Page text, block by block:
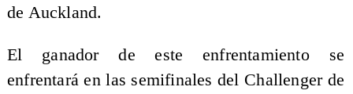
de Auckland.
El ganador de este enfrentamiento se
enfrentará en las semifinales del Challenger de